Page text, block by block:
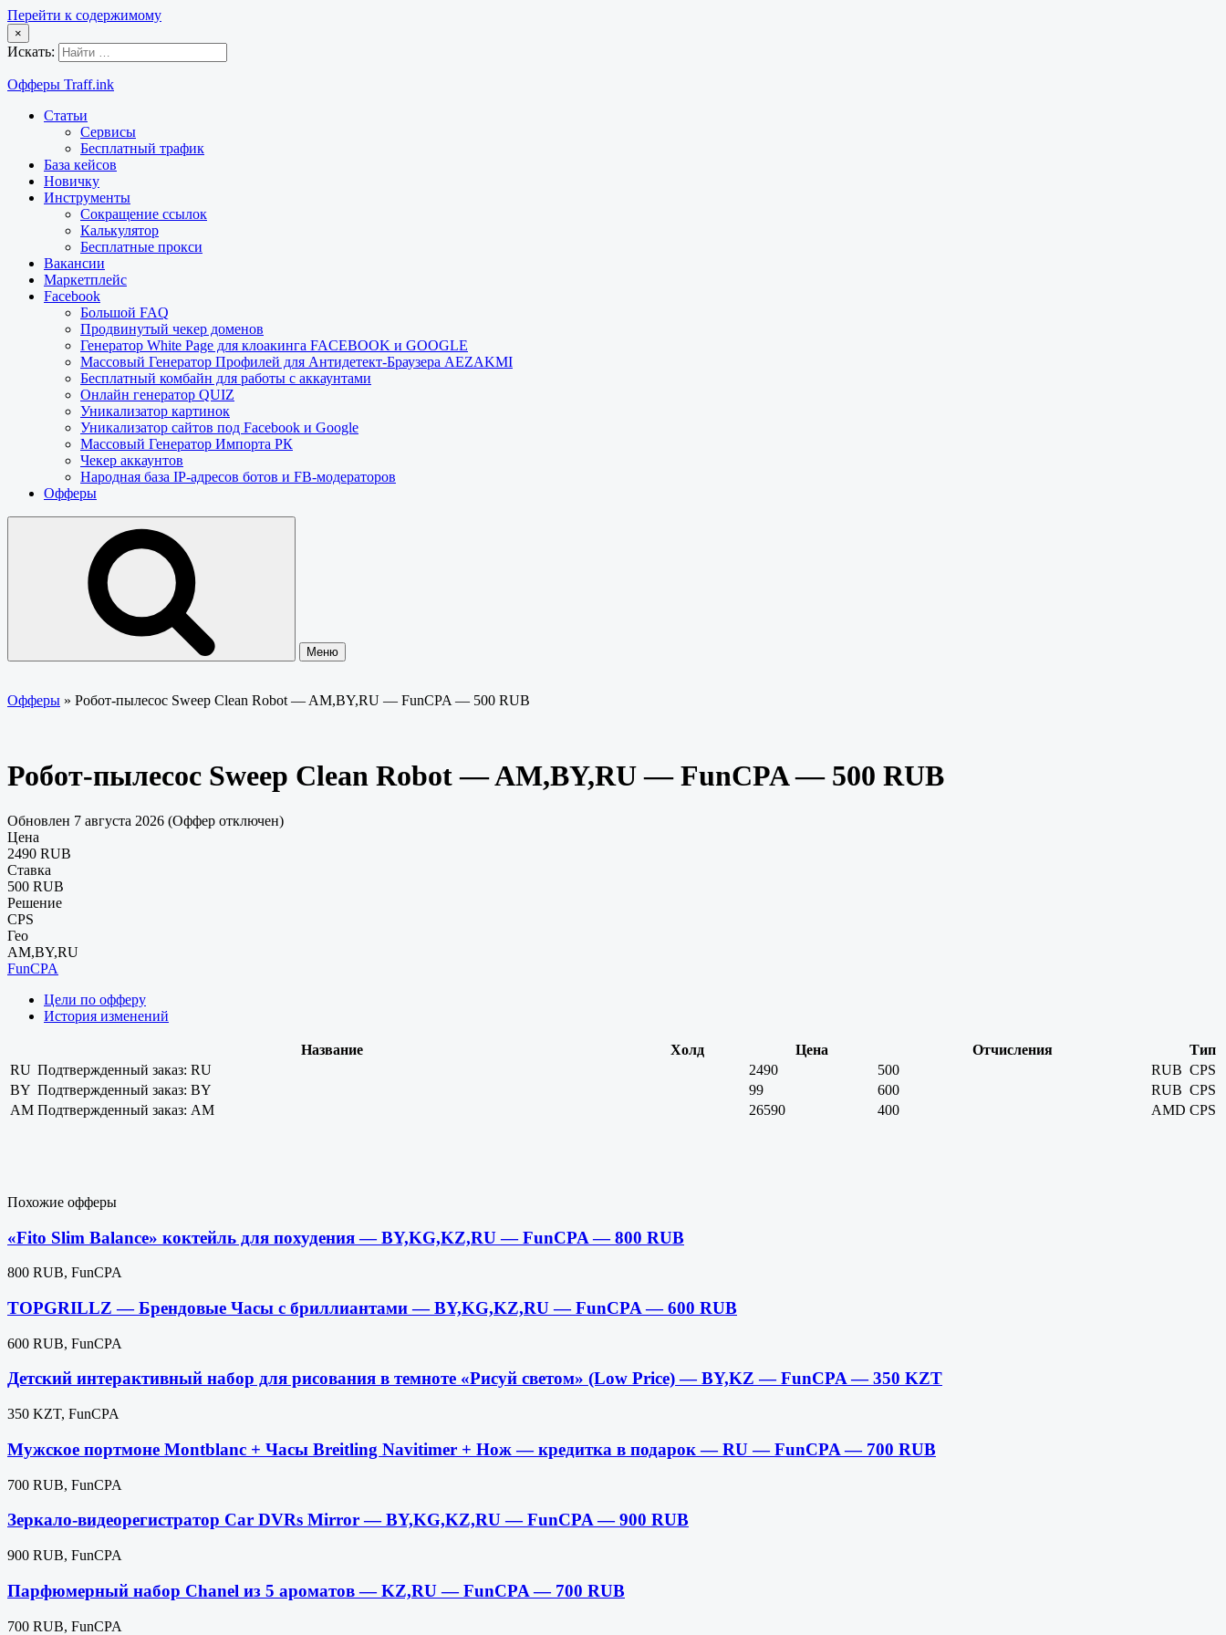
Перейти к содержимому
×
Искать:
Офферы Traff.ink
Статьи
Сервисы
Бесплатный трафик
База кейсов
Новичку
Инструменты
Сокращение ссылок
Калькулятор
Бесплатные прокси
Вакансии
Маркетплейс
Facebook
Большой FAQ
Продвинутый чекер доменов
Генератор White Page для клоакинга FACEBOOK и GOOGLE
Массовый Генератор Профилей для Антидетект-Браузера AEZAKMI
Бесплатный комбайн для работы с аккаунтами
Онлайн генератор QUIZ
Уникализатор картинок
Уникализатор сайтов под Facebook и Google
Массовый Генератор Импорта РК
Чекер аккаунтов
Народная база IP-адресов ботов и FB-модераторов
Офферы
Меню
Офферы » Робот-пылесос Sweep Clean Robot — AM,BY,RU — FunCPA — 500 RUB
Робот-пылесос Sweep Clean Robot — AM,BY,RU — FunCPA — 500 RUB
Обновлен 7 августа 2026 (Оффер отключен)
Цена
2490 RUB
Ставка
500 RUB
Решение
CPS
Гео
AM,BY,RU
FunCPA
Цели по офферу
История изменений
Название Холд Цена Отчисления
Тип
RU Подтвержденный заказ: RU 2490 500 RUB CPS
BY Подтвержденный заказ: BY 99 600 RUB CPS
AM Подтвержденный заказ: AM 26590 400 AMD CPS
Похожие офферы
«Fito Slim Balance» коктейль для похудения — BY,KG,KZ,RU — FunCPA — 800 RUB
800 RUB, FunCPA
TOPGRILLZ — Брендовые Часы с бриллиантами — BY,KG,KZ,RU — FunCPA — 600 RUB
600 RUB, FunCPA
Детский интерактивный набор для рисования в темноте «Рисуй светом» (Low Price) — BY,KZ — FunCPA — 350 KZT
350 KZT, FunCPA
Мужское портмоне Montblanc + Часы Breitling Navitimer + Нож — кредитка в подарок — RU — FunCPA — 700 RUB
700 RUB, FunCPA
Зеркало-видеорегистратор Car DVRs Mirror — BY,KG,KZ,RU — FunCPA — 900 RUB
900 RUB, FunCPA
Парфюмерный набор Chanel из 5 ароматов — KZ,RU — FunCPA — 700 RUB
700 RUB, FunCPA